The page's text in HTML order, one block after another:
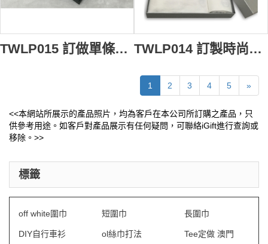
TWLP015 訂做單條面巾毛巾盒 製作天地蓋毛巾盒 自訂時尚毛巾盒 毛巾盒專營 TWLP014 訂製時尚毛巾盒款式 設計酒店毛巾盒款式 製作LOGO毛巾盒款式 毛巾盒製衣廠
1 2 3 4 5 »
<<本網站所展示的產品照片，均為客戶在本公司所訂購之產品，只
供參考用途。如客戶對產品展示有任何疑問，可聯絡iGift進行查詢或
移除。>>
標籤
off white圍巾 短圍巾 長圍巾
DIY自行車衫 ol絲巾打法 Tee定做 澳門